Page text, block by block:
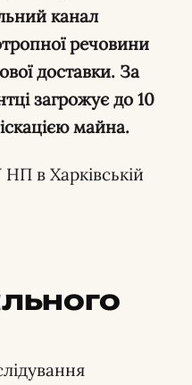
канал
речовини
доставки. За
загрожує до 10
майна.
в Харківській